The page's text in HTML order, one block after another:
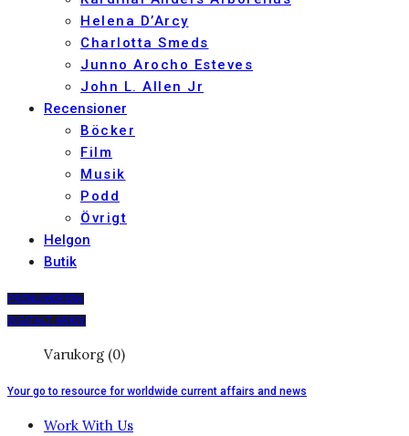
Helena D’Arcy
Charlotta Smeds
Junno Arocho Esteves
John L. Allen Jr
Recensioner
Böcker
Film
Musik
Podd
Övrigt
Helgon
Butik
PRENUMERERA
DIGITALT ARKIV
Varukorg (0)
Your go to resource for worldwide current affairs and news
Work With Us